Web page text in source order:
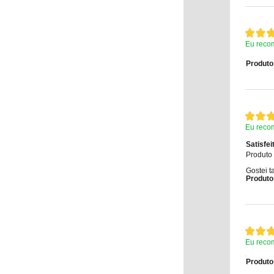
Eu
Eu
Gostei
Eu